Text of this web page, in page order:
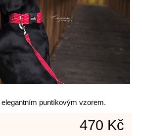
puntíkovým vzorem.
470 Kč